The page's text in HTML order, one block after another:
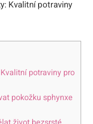
potraviny pro
pokožku sphynxe